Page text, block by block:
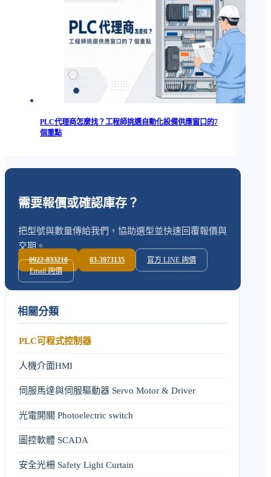
PLC代理商怎麼找？工程師挑選自動化設備供應窗口的7
個重點
需要報價或確認庫存？
把型號與數量傳給我們，協助選型並快速回覆報價與
交期。
0922-833210 03-3973135
官方 LINE 詢價
Email 詢價
相關分類
PLC可程式控制器
人機介面HMI
伺服馬達與伺服驅動器 Servo Motor & Driver
光電開關 Photoelectric switch
圖控軟體 SCADA
安全光柵 Safety Light Curtain